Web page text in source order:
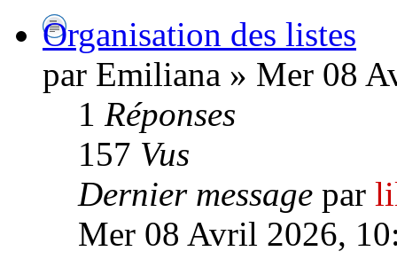
Organisation des listes
par Emiliana » Mer 08
1 Réponses
157 Vus
Dernier message par
Mer 08 Avril 2026,